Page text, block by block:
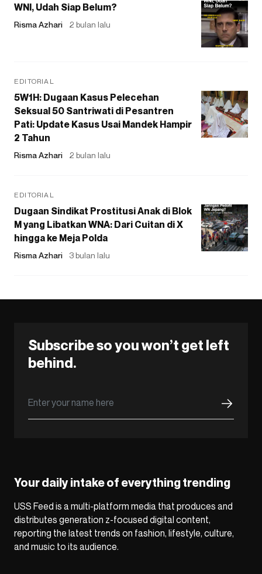
WNI, Udah Siap Belum?
Risma Azhari 2 bulan lalu
EDITORIAL
5W1H: Dugaan Kasus Pelecehan
Seksual 50 Santriwati di Pesantren
Pati: Update Kasus Usai Mandek Hampir
2 Tahun
Risma Azhari 2 bulan lalu
EDITORIAL
Dugaan Sindikat Prostitusi Anak di Blok
M yang Libatkan WNA: Dari Cuitan di X
hingga ke Meja Polda
Risma Azhari 3 bulan lalu
Subscribe so you won’t get left
behind.
Your daily intake of everything trending
USS Feed is a multi-platform media that produces and
distributes generation z-focused digital content,
reporting the latest trends on fashion, lifestyle, culture,
and music to its audience.